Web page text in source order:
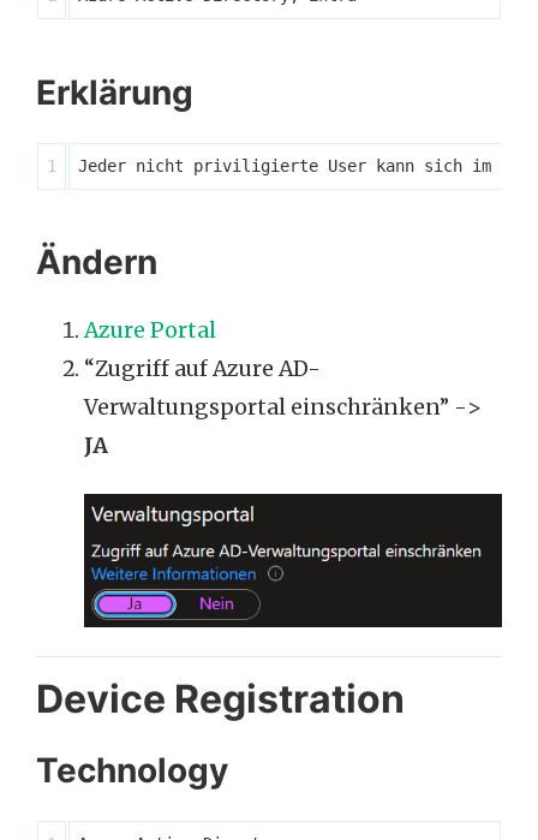
Erklärung
Ändern
Azure Portal
“Zugriff auf Azure AD-
Verwaltungsportal einschränken” ->
JA
Device Registration
Technology